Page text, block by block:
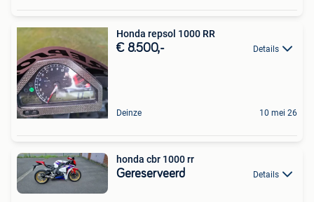
Honda repsol 1000 RR
€ 8.500,- Details
Deinze 10 mei 26
honda cbr 1000 rr
Gereserveerd Details